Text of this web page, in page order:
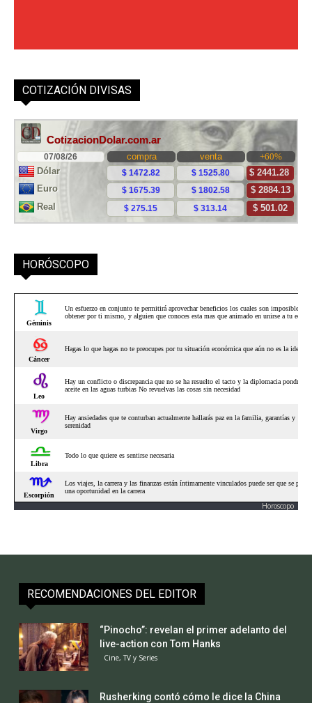
COTIZACIÓN DIVISAS
HORÓSCOPO
Horoscopo
RECOMENDACIONES DEL EDITOR
“Pinocho”: revelan el primer adelanto del
live-action con Tom Hanks
Cine, TV y Series
Rusherking contó cómo le dice la China